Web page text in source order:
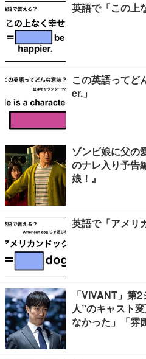
英語で「この上
この英語ってど
er.」
ゾンビ娘に父の
のナレ入り予告
娘！』
英語で「アメリ
「VIVANT」第
人”のキャスト
なかった」「雰